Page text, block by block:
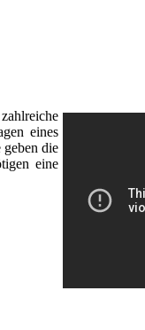
eines
geben die
eine